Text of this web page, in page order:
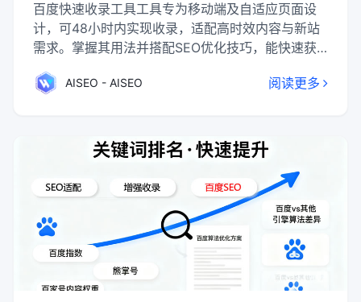
百度快速收录工具工具专为移动端及自适应页面设
计，可48小时内实现收录，适配高时效内容与新站
需求。掌握其用法并搭配SEO优化技巧，能快速获
案。
AISEO - AISEO 阅读更多